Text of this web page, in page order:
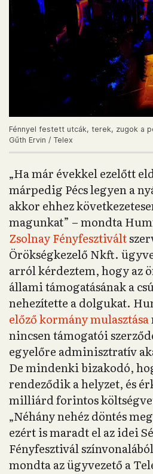
Fénnyel festett utcák, terek, zugok a
Gűth Ervin / Telex
„Ha már évekkel ezelőtt
márpedig Pécs legyen a
akkor ehhez
magunkat” – mondta
Zsolnay Fényfesztivált
Örökségkezelő Nkft.
arról kérdeztem, hogy az
állami támogatásának a
nehezítette a dolgukat.
előző kormány mulasztása
nincsen támogatói
egyelőre adminisztratív
De mindenki bizakodó,
rendeződik a helyzet, és
milliárd forintos
„Néhány nehéz döntés
ezért is maradt el az idei
Fényfesztivál
mondta az ügyvezető a